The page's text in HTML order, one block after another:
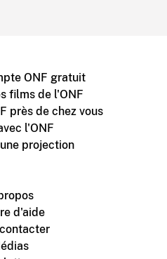
ONF gratuit
films de l'ONF
près de chez vous
l'ONF
projection
d'aide